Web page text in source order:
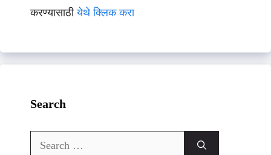
करण्यासाठीयेथे क्लिक करा
Search
Search